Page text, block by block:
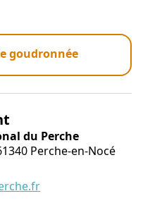
goudronnée
du Perche
Perche-en-Nocé